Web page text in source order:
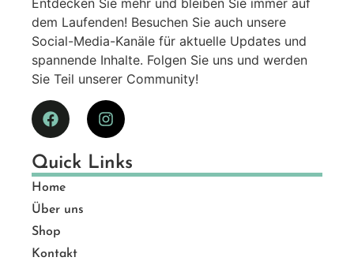
Entdecken Sie mehr und bleiben Sie immer auf
dem Laufenden! Besuchen Sie auch unsere
Social-Media-Kanäle für aktuelle Updates und
spannende Inhalte. Folgen Sie uns und werden
Sie Teil unserer Community!
Quick Links
Home
Über uns
Shop
Kontakt